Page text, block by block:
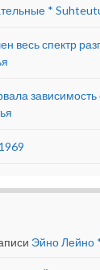
*
весь спектр
зависимость
Эйно Лейно